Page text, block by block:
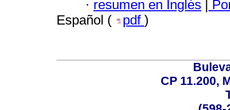
· resumen en Inglés
Español (
pdf )
CP 11.200,